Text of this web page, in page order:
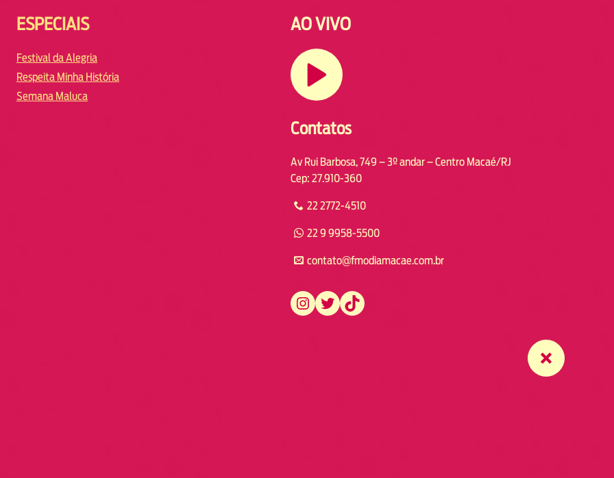
ESPECIAIS
Festival da Alegria
Respeita Minha História
Semana Maluca
AO VIVO
Contatos
Av Rui Barbosa, 749 – 3º andar – Centro Macaé/RJ
Cep: 27.910-360
22 2772-4510
22 9 9958-5500
contato@fmodiamacae.com.br
https://www.instagram.com/fmodia.macae/ https://twitter.com/fmodia.macae/ https://www.tiktok.com/@fmodia.macae